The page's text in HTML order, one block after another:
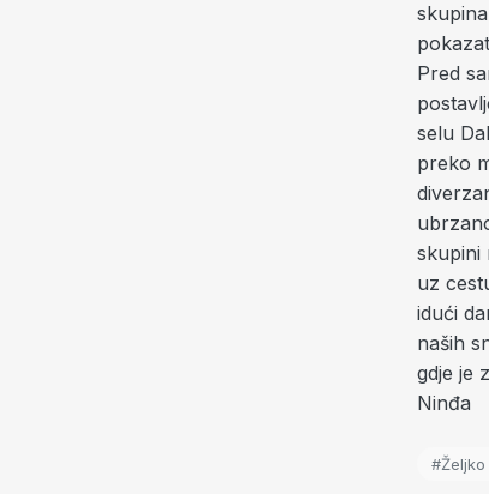
Pred
selu
preko
skupini
uz
idući
naših
gdje je
Ninđa